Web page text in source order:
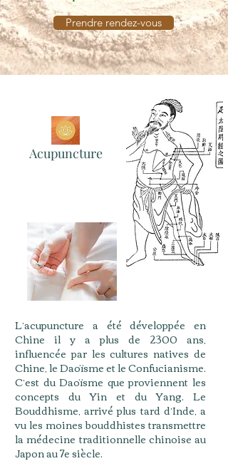
Prendre rendez-vous
Acupuncture
L’acupuncture a été développée en
Chine il y a plus de 2300 ans,
influencée par les cultures natives de
Chine, le Daoïsme et le Confucianisme.
C’est du Daoïsme que proviennent les
concepts du Yin et du Yang. Le
Bouddhisme, arrivé plus tard d’Inde, a
vu les moines bouddhistes transmettre
la médecine traditionnelle chinoise au
Japon au 7e siècle.